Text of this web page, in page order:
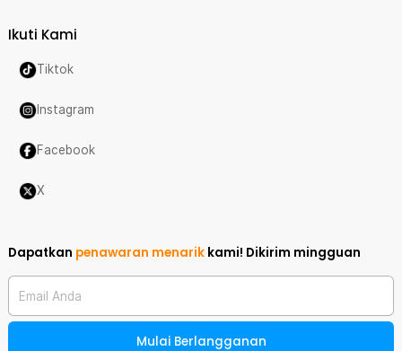
Ikuti Kami
Tiktok
Instagram
Facebook
X
Dapatkan penawaran menarik kami! Dikirim mingguan
Email Anda
Mulai Berlangganan